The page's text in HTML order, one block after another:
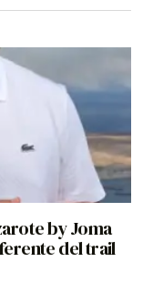
by Joma
del trail